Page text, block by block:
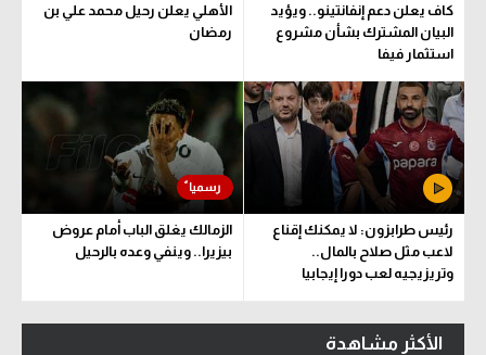
كاف يعلن دعم إنفانتينو.. ويؤيد
البيان المشترك بشأن مشروع
استثمار فيفا
الأهلي يعلن رحيل محمد علي بن
رمضان
رئيس طرابزون: لا يمكنك إقناع
لاعب مثل صلاح بالمال..
وتريزيجيه لعب دورا إيجابيا
الزمالك يغلق الباب أمام عروض
بيزيرا.. وينفي وعده بالرحيل
الأكثر مشاهدة